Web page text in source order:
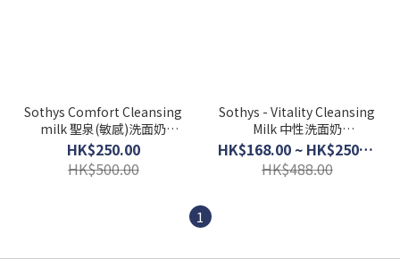
Sothys Comfort Cleansing
milk 聖泉(敏感)洗面奶
500ml
HK$250.00
HK$500.00
Sothys - Vitality Cleansing
Milk 中性洗面奶
200ml/500ml
HK$168.00 ~ HK$250.00
HK$488.00
1